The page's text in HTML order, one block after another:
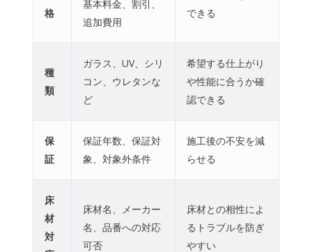
格
基本料金、割引、
追加費用
できる
種
類
ガラス、UV、シリ
コン、ウレタンな
ど
希望する仕上がり
や性能に合うか確
認できる
保
証
保証年数、保証対
象、対象外条件
施工後の不安を減
らせる
床
材
対
床材名、メーカー
名、品番への対応
可否
床材との相性によ
るトラブルを防ぎ
やすい